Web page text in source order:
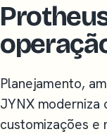
Planejamento,
JYNX moderniza
customizações e